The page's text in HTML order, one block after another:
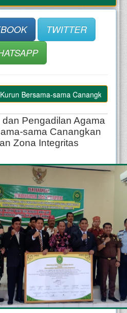
TWITTER
sama Canangkan Pembangunan
Pengadilan Agama
sama Canangkan
Zona Integritas